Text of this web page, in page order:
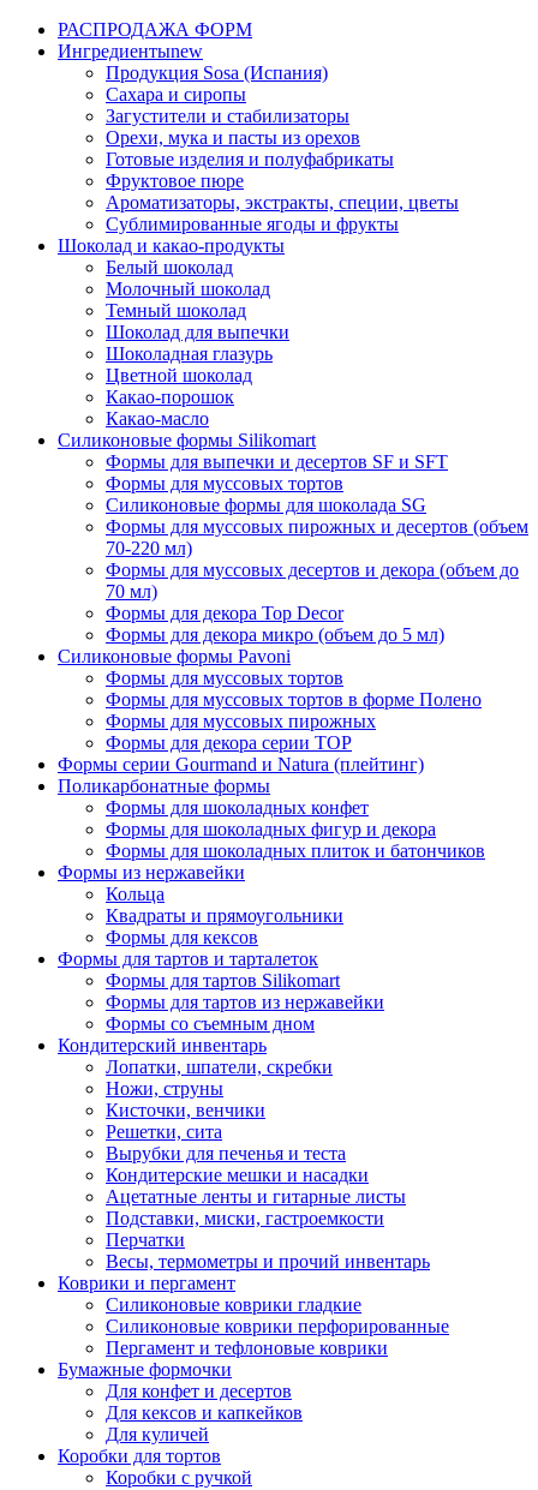
РАСПРОДАЖА ФОРМ
Ингредиентыnew
Продукция Sosa (Испания)
Сахара и сиропы
Загустители и стабилизаторы
Орехи, мука и пасты из орехов
Готовые изделия и полуфабрикаты
Фруктовое пюре
Ароматизаторы, экстракты, специи, цветы
Сублимированные ягоды и фрукты
Шоколад и какао-продукты
Белый шоколад
Молочный шоколад
Темный шоколад
Шоколад для выпечки
Шоколадная глазурь
Цветной шоколад
Какао-порошок
Какао-масло
Силиконовые формы Silikomart
Формы для выпечки и десертов SF и SFT
Формы для муссовых тортов
Силиконовые формы для шоколада SG
Формы для муссовых пирожных и десертов (объем
70-220 мл)
Формы для муссовых десертов и декора (объем до
70 мл)
Формы для декора Top Decor
Формы для декора микро (объем до 5 мл)
Силиконовые формы Pavoni
Формы для муссовых тортов
Формы для муссовых тортов в форме Полено
Формы для муссовых пирожных
Формы для декора серии TOP
Формы серии Gourmand и Natura (плейтинг)
Поликарбонатные формы
Формы для шоколадных конфет
Формы для шоколадных фигур и декора
Формы для шоколадных плиток и батончиков
Формы из нержавейки
Кольца
Квадраты и прямоугольники
Формы для кексов
Формы для тартов и тарталеток
Формы для тартов Silikomart
Формы для тартов из нержавейки
Формы со съемным дном
Кондитерский инвентарь
Лопатки, шпатели, скребки
Ножи, струны
Кисточки, венчики
Решетки, сита
Вырубки для печенья и теста
Кондитерские мешки и насадки
Ацетатные ленты и гитарные листы
Подставки, миски, гастроемкости
Перчатки
Весы, термометры и прочий инвентарь
Коврики и пергамент
Силиконовые коврики гладкие
Силиконовые коврики перфорированные
Пергамент и тефлоновые коврики
Бумажные формочки
Для конфет и десертов
Для кексов и капкейков
Для куличей
Коробки для тортов
Коробки с ручкой